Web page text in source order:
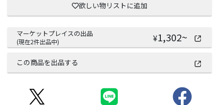
欲しい物リストに追加
マーケットプレイスの出品
(現在2件出品中) ¥1,302~
この商品を出品する